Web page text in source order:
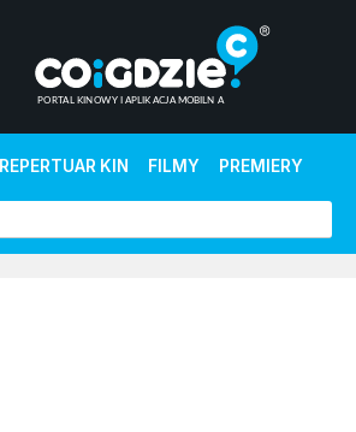
REPERTUAR KIN FILMY PREMIERY